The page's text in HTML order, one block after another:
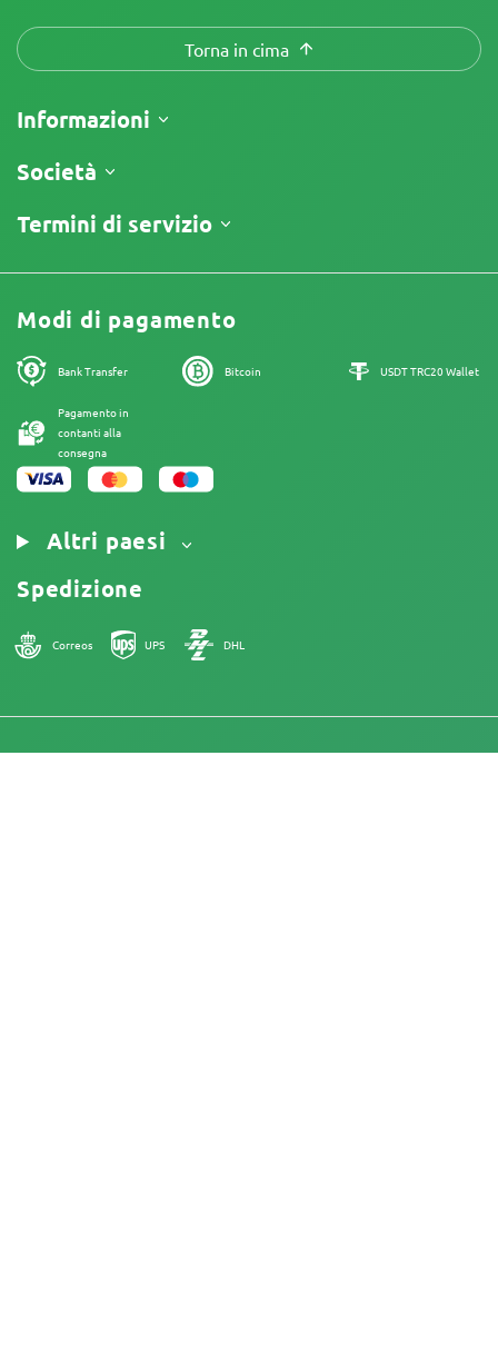
Torna in cima
Informazioni
Spedizione
Politica di Reso
Società
Chi siamo
Recensioni
Programma di Affiliazione
I nostri autori
Mappa del sito
Termini di servizio
Termini e Condizioni
Informativa sulla Privacy
Informativa sui Cookies
Nota Legale
Modi di pagamento
Bank Transfer Bitcoin USDT TRC20 Wallet
Pagamento in
contanti alla
consegna
Altri paesi
Spedizione
Correos UPS DHL